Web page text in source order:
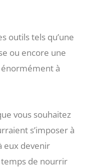
outils tels qu’une
ou encore une
à
vous souhaitez
s’imposer à
eux devenir
de nourrir